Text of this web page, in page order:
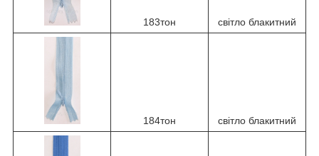
183тон світло блакитний
184тон світло блакитний